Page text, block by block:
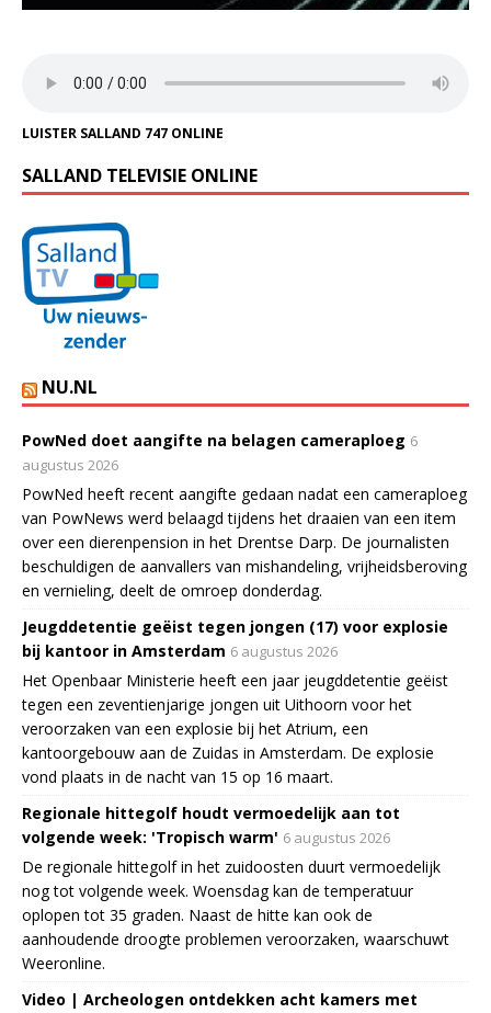
LUISTER SALLAND 747 ONLINE
SALLAND TELEVISIE ONLINE
NU.NL
PowNed doet aangifte na belagen cameraploeg 6
augustus 2026
PowNed heeft recent aangifte gedaan nadat een cameraploeg
van PowNews werd belaagd tijdens het draaien van een item
over een dierenpension in het Drentse Darp. De journalisten
beschuldigen de aanvallers van mishandeling, vrijheidsberoving
en vernieling, deelt de omroep donderdag.
Jeugddetentie geëist tegen jongen (17) voor explosie
bij kantoor in Amsterdam 6 augustus 2026
Het Openbaar Ministerie heeft een jaar jeugddetentie geëist
tegen een zeventienjarige jongen uit Uithoorn voor het
veroorzaken van een explosie bij het Atrium, een
kantoorgebouw aan de Zuidas in Amsterdam. De explosie
vond plaats in de nacht van 15 op 16 maart.
Regionale hittegolf houdt vermoedelijk aan tot
volgende week: 'Tropisch warm' 6 augustus 2026
De regionale hittegolf in het zuidoosten duurt vermoedelijk
nog tot volgende week. Woensdag kan de temperatuur
oplopen tot 35 graden. Naast de hitte kan ook de
aanhoudende droogte problemen veroorzaken, waarschuwt
Weeronline.
Video | Archeologen ontdekken acht kamers met